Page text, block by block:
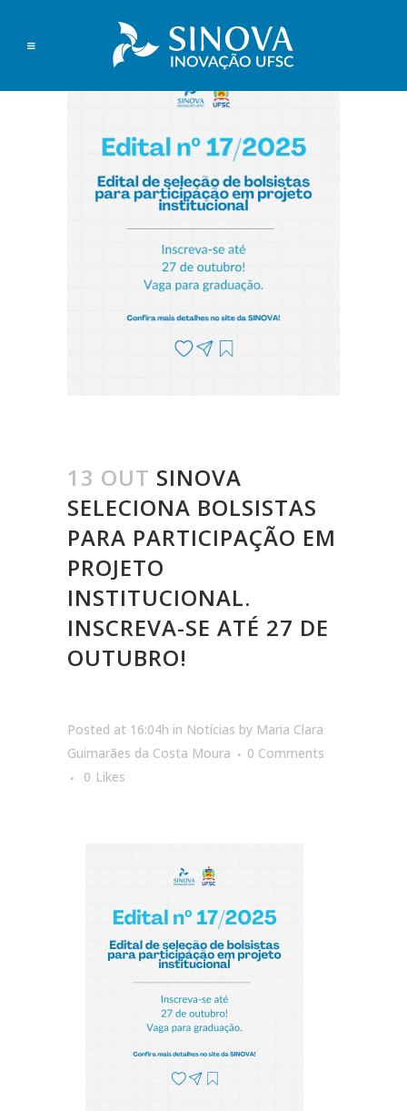
13 OUT SINOVA
SELECIONA BOLSISTAS
PARA PARTICIPAÇÃO EM
PROJETO
INSTITUCIONAL.
INSCREVA-SE ATÉ 27 DE
OUTUBRO!
Posted at 16:04h in Notícias by Maria Clara
Guimarães da Costa Moura
0 Comments
0 Likes